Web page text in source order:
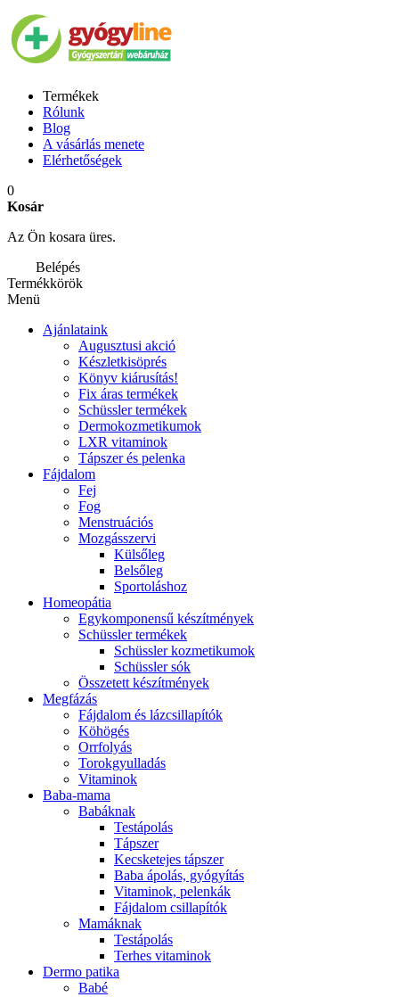
Termékek
Rólunk
Blog
A vásárlás menete
Elérhetőségek
0
Kosár
Az Ön kosara üres.
Belépés
Termékkörök
Menü
Ajánlataink
Augusztusi akció
Készletkisöprés
Könyv kiárusítás!
Fix áras termékek
Schüssler termékek
Dermokozmetikumok
LXR vitaminok
Tápszer és pelenka
Fájdalom
Fej
Fog
Menstruációs
Mozgásszervi
Külsőleg
Belsőleg
Sportoláshoz
Homeopátia
Egykomponensű készítmények
Schüssler termékek
Schüssler kozmetikumok
Schüssler sók
Összetett készítmények
Megfázás
Fájdalom és lázcsillapítók
Köhögés
Orrfolyás
Torokgyulladás
Vitaminok
Baba-mama
Babáknak
Testápolás
Tápszer
Kecsketejes tápszer
Baba ápolás, gyógyítás
Vitaminok, pelenkák
Fájdalom csillapítók
Mamáknak
Testápolás
Terhes vitaminok
Dermo patika
Babé